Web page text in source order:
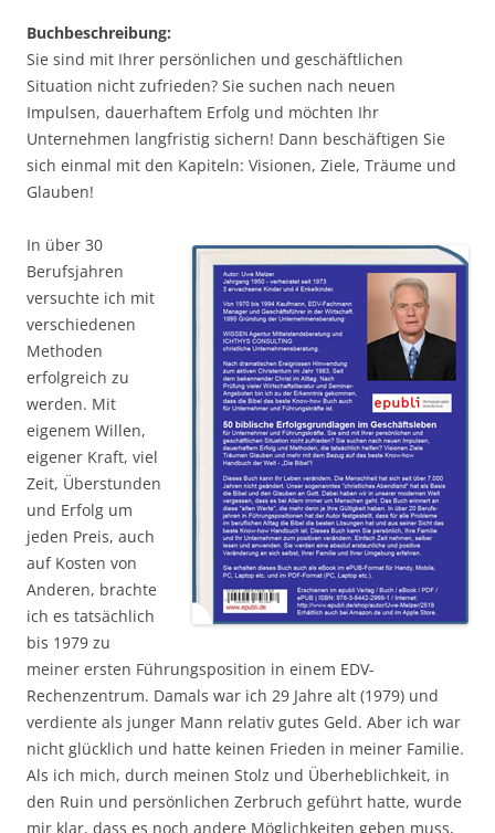
Buchbeschreibung:
Sie sind mit Ihrer persönlichen und geschäftlichen
Situation nicht zufrieden? Sie suchen nach neuen
Impulsen, dauerhaftem Erfolg und möchten Ihr
Unternehmen langfristig sichern! Dann beschäftigen Sie
sich einmal mit den Kapiteln: Visionen, Ziele, Träume und
Glauben!
In über 30
Berufsjahren
versuchte ich mit
verschiedenen
Methoden
erfolgreich zu
werden. Mit
eigenem Willen,
eigener Kraft, viel
Zeit, Überstunden
und Erfolg um
jeden Preis, auch
auf Kosten von
Anderen, brachte
ich es tatsächlich
bis 1979 zu
meiner ersten Führungsposition in einem EDV-
Rechenzentrum. Damals war ich 29 Jahre alt (1979) und
verdiente als junger Mann relativ gutes Geld. Aber ich war
nicht glücklich und hatte keinen Frieden in meiner Familie.
Als ich mich, durch meinen Stolz und Überheblichkeit, in
den Ruin und persönlichen Zerbruch geführt hatte, wurde
mir klar, dass es noch andere Möglichkeiten geben muss,